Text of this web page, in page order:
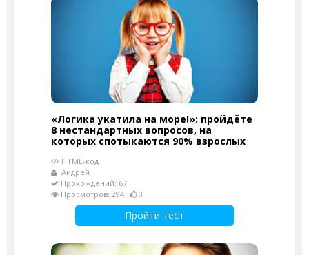
«Логика укатила на море!»: пройдёте
8 нестандартных вопросов, на
которых спотыкаются 90% взрослых
HTML-код
Андрей
Прохождений: 67
Просмотров: 294
0
Пройти тест